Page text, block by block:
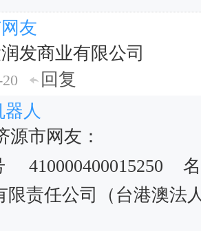
友
发商业有限公司
回复
器人
源市网友：
410000400015250
限责任公司（台港澳法